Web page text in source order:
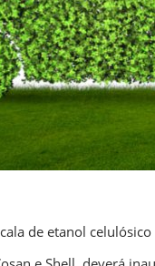
de etanol celulósico